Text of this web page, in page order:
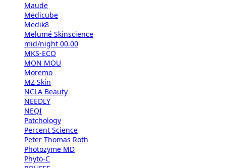
Maude
Medicube
Medik8
Melumé Skinscience
mid/night 00.00
MKS-ECO
MON MOU
Moremo
MZ Skin
NCLA Beauty
NEEDLY
NEQI
Patchology
Percent Science
Peter Thomas Roth
Photozyme MD
Phyto-C